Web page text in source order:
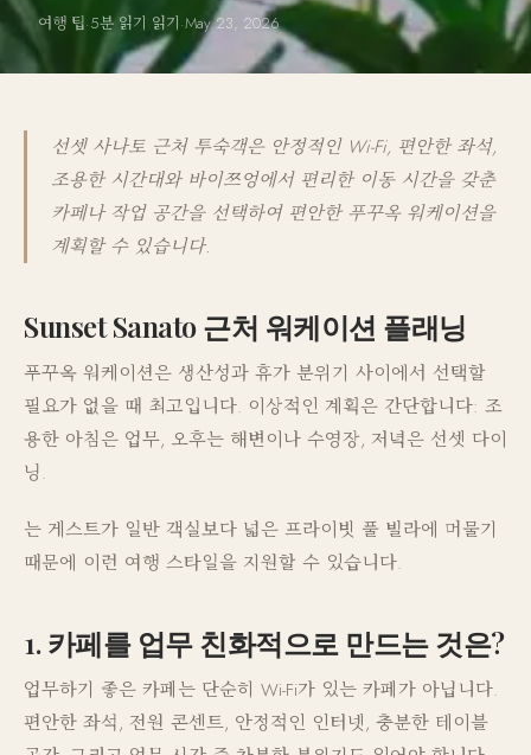
여행 팁·5분 읽기 읽기·May 23, 2026
선셋 사나토 근처 투숙객은 안정적인 Wi-Fi, 편안한 좌석,
조용한 시간대와 바이쯔엉에서 편리한 이동 시간을 갖춘
카페나 작업 공간을 선택하여 편안한 푸꾸옥 워케이션을
계획할 수 있습니다.
Sunset Sanato 근처 워케이션 플래닝
푸꾸옥 워케이션은 생산성과 휴가 분위기 사이에서 선택할
필요가 없을 때 최고입니다. 이상적인 계획은 간단합니다: 조
용한 아침은 업무, 오후는 해변이나 수영장, 저녁은 선셋 다이
닝.
는 게스트가 일반 객실보다 넓은 프라이빗 풀 빌라에 머물기
때문에 이런 여행 스타일을 지원할 수 있습니다.
1. 카페를 업무 친화적으로 만드는 것은?
업무하기 좋은 카페는 단순히 Wi-Fi가 있는 카페가 아닙니다.
편안한 좌석, 전원 콘센트, 안정적인 인터넷, 충분한 테이블